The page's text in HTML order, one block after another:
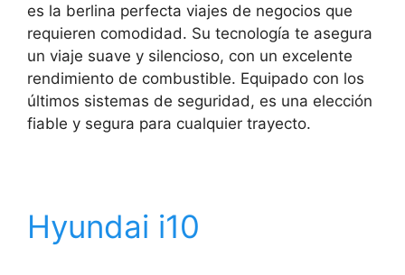
es la berlina perfecta viajes de negocios que
requieren comodidad. Su tecnología te asegura
un viaje suave y silencioso, con un excelente
rendimiento de combustible. Equipado con los
últimos sistemas de seguridad, es una elección
fiable y segura para cualquier trayecto.
Hyundai i10